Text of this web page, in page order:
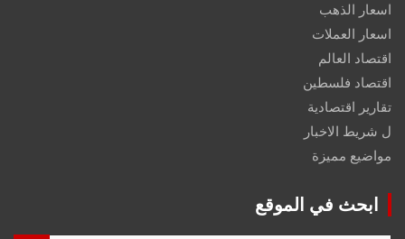
اسعار الذهب
اسعار العملات
اقتصاد العالم
اقتصاد فلسطين
تقارير اقتصادية
ل شريط الاخبار
مواضيع مميزة
ابحث في الموقع